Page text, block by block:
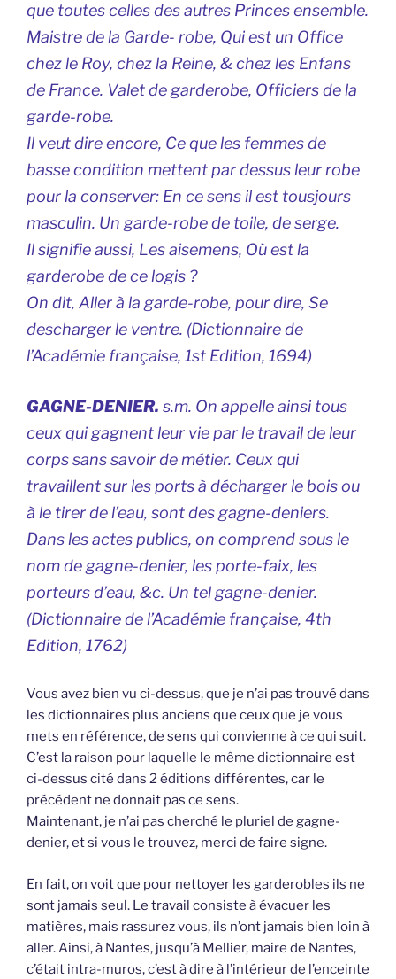
que toutes celles des autres Princes ensemble.
Maistre de la Garde- robe, Qui est un Office
chez le Roy, chez la Reine, & chez les Enfans
de France. Valet de garderobe, Officiers de la
garde-robe.
Il veut dire encore, Ce que les femmes de
basse condition mettent par dessus leur robe
pour la conserver: En ce sens il est tousjours
masculin. Un garde-robe de toile, de serge.
Il signifie aussi, Les aisemens, Où est la
garderobe de ce logis ?
On dit, Aller à la garde-robe, pour dire, Se
descharger le ventre. (Dictionnaire de
l’Académie française, 1st Edition, 1694)
GAGNE-DENIER. s.m. On appelle ainsi tous
ceux qui gagnent leur vie par le travail de leur
corps sans savoir de métier. Ceux qui
travaillent sur les ports à décharger le bois ou
à le tirer de l’eau, sont des gagne-deniers.
Dans les actes publics, on comprend sous le
nom de gagne-denier, les porte-faix, les
porteurs d’eau, &c. Un tel gagne-denier.
(Dictionnaire de l’Académie française, 4th
Edition, 1762)
Vous avez bien vu ci-dessus, que je n’ai pas trouvé dans
les dictionnaires plus anciens que ceux que je vous
mets en référence, de sens qui convienne à ce qui suit.
C’est la raison pour laquelle le même dictionnaire est
ci-dessus cité dans 2 éditions différentes, car le
précédent ne donnait pas ce sens.
Maintenant, je n’ai pas cherché le pluriel de gagne-
denier, et si vous le trouvez, merci de faire signe.
En fait, on voit que pour nettoyer les garderobles ils ne
sont jamais seul. Le travail consiste à évacuer les
matières, mais rassurez vous, ils n’ont jamais bien loin à
aller. Ainsi, à Nantes, jusqu’à Mellier, maire de Nantes,
c’était intra-muros, c’est à dire à l’intérieur de l’enceinte